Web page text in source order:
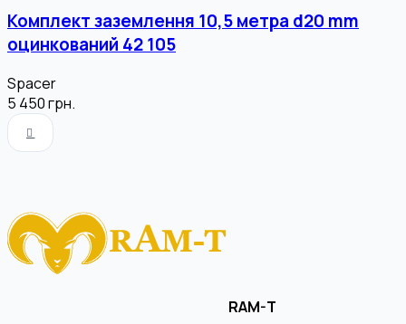
Комплект заземлення 10,5 метра d20 mm
оцинкований 42 105
Spacer
5 450грн.
RAM-T